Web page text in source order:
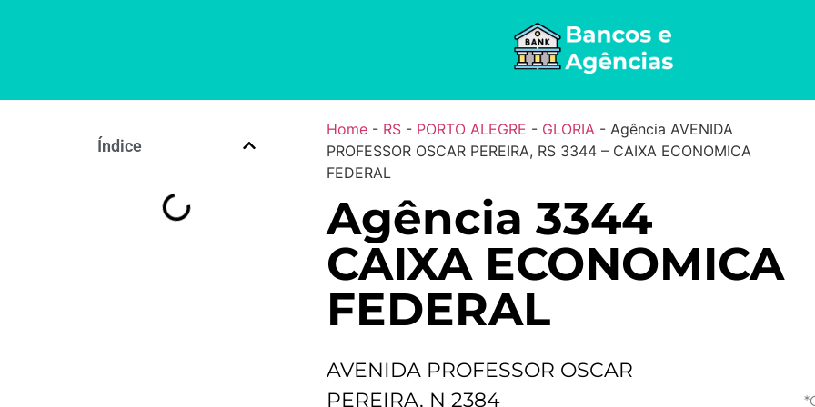
Índice
Home- RS- PORTO ALEGRE - GLORIA - Agência AVENIDA
PROFESSOR OSCAR PEREIRA, RS 3344 – CAIXA ECONOMICA
FEDERAL
Agência 3344
CAIXA ECONOMICA
FEDERAL
AVENIDA PROFESSOR OSCAR
PEREIRA, N 2384